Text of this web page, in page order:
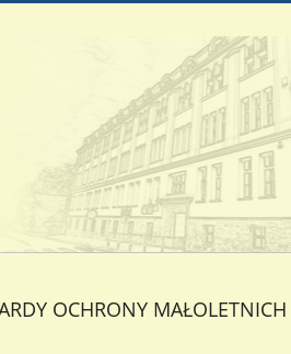
OCHRONY MAŁOLETNICH